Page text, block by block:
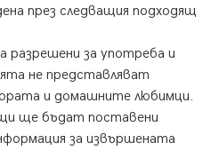
през следващия подходящ
разрешени за употреба и
не представляват
и домашните любимци.
ще бъдат поставени
за извършената